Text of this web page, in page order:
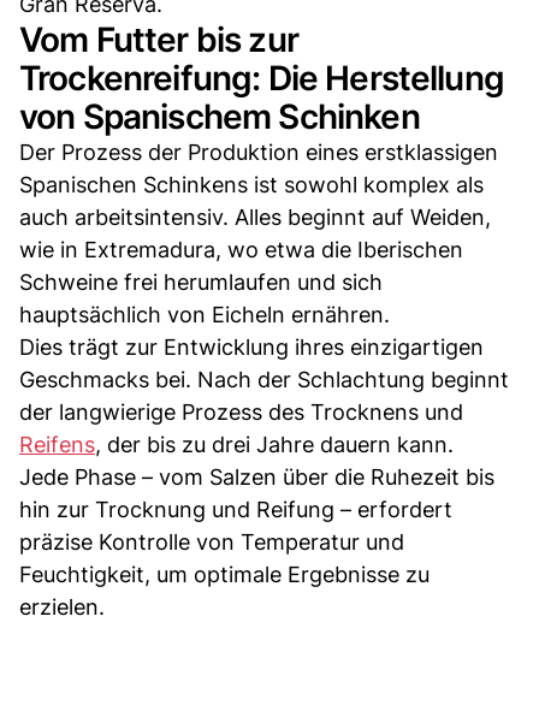
Vom Futter bis zur
Trockenreifung: Die Herstellung
von Spanischem Schinken
Der Prozess der Produktion eines erstklassigen
Spanischen Schinkens ist sowohl komplex als
auch arbeitsintensiv. Alles beginnt auf Weiden,
wie in Extremadura, wo etwa die Iberischen
Schweine frei herumlaufen und sich
hauptsächlich von Eicheln ernähren.
Dies trägt zur Entwicklung ihres einzigartigen
Geschmacks bei. Nach der Schlachtung beginnt
der langwierige Prozess des Trocknens und
Reifens, der bis zu drei Jahre dauern kann.
Jede Phase – vom Salzen über die Ruhezeit bis
hin zur Trocknung und Reifung – erfordert
präzise Kontrolle von Temperatur und
Feuchtigkeit, um optimale Ergebnisse zu
erzielen.